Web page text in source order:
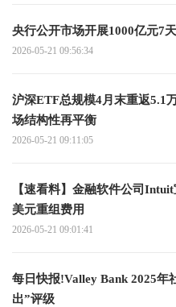
央行公开市场开展1000亿元7
2026-05-21 09:56:34
沪深ETF总规模4月末重返5.1
场结构性再平衡
2026-05-21 09:11:05
【速看料】金融软件公司
美元重组费用
2026-05-21 09:01:41
每日快报!Valley Bank 2025年
出”评级